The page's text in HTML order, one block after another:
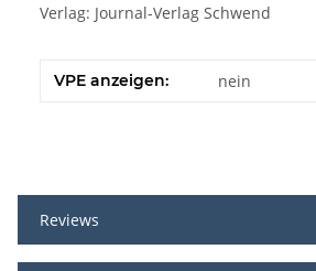
Verlag: Journal-Verlag Schwend
VPE anzeigen: nein
Reviews